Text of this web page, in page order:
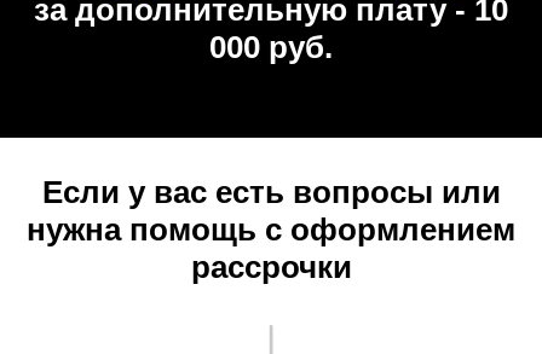
за дополнительную плату - 10
000 руб.
Если у вас есть вопросы или
нужна помощь с оформлением
рассрочки